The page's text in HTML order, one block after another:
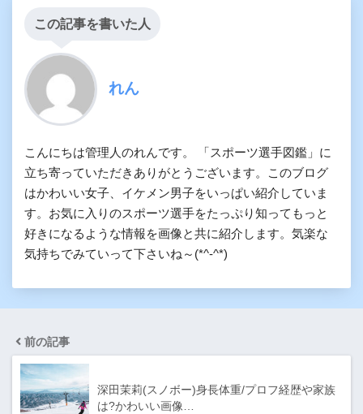
この記事を書いた人
れん
こんにちは管理人のれんです。 「スポーツ選手図鑑」に
立ち寄っていただきありがとうございます。このブログ
はかわいい女子、イケメン男子をいっぱい紹介していま
す。お気に入りのスポーツ選手をたっぷり知ってもっと
好きになるような情報を画像と共に紹介します。気楽な
気持ちでみていって下さいね～(*^-^*)
前の記事
深田茉莉(スノボー)身長体重/プロフ経歴や家族
は?かわいい画像…